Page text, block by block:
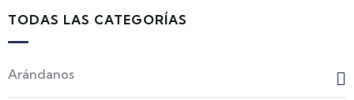
TODAS LAS CATEGORÍAS
Arándanos